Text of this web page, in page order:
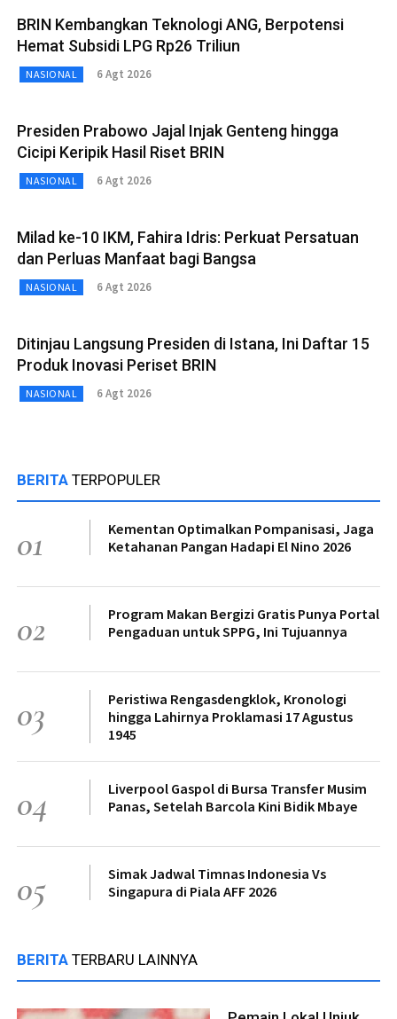
BRIN Kembangkan Teknologi ANG, Berpotensi
Hemat Subsidi LPG Rp26 Triliun
NASIONAL 6 Agt 2026
Presiden Prabowo Jajal Injak Genteng hingga
Cicipi Keripik Hasil Riset BRIN
NASIONAL 6 Agt 2026
Milad ke-10 IKM, Fahira Idris: Perkuat Persatuan
dan Perluas Manfaat bagi Bangsa
NASIONAL 6 Agt 2026
Ditinjau Langsung Presiden di Istana, Ini Daftar 15
Produk Inovasi Periset BRIN
NASIONAL 6 Agt 2026
BERITA TERPOPULER
01
Kementan Optimalkan Pompanisasi, Jaga
Ketahanan Pangan Hadapi El Nino 2026
02
Program Makan Bergizi Gratis Punya Portal
Pengaduan untuk SPPG, Ini Tujuannya
03
Peristiwa Rengasdengklok, Kronologi
hingga Lahirnya Proklamasi 17 Agustus
1945
04
Liverpool Gaspol di Bursa Transfer Musim
Panas, Setelah Barcola Kini Bidik Mbaye
05
Simak Jadwal Timnas Indonesia Vs
Singapura di Piala AFF 2026
BERITA TERBARU LAINNYA